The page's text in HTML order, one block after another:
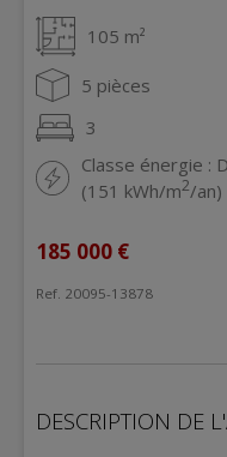
105 m²
5 pièces
3
Classe énergie : D
(151 kWh/m2/an)
185 000 €
Ref. 20095-13878
DESCRIPTION DE